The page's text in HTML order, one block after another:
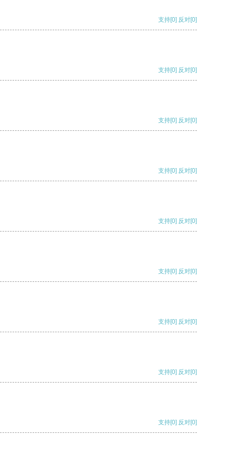
支持[0] 反对[0]
支持[0] 反对[0]
支持[0] 反对[0]
支持[0] 反对[0]
支持[0] 反对[0]
支持[0] 反对[0]
支持[0] 反对[0]
支持[0] 反对[0]
支持[0] 反对[0]